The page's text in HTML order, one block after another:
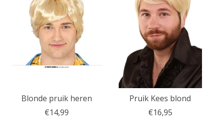
Blonde pruik heren
€14,99
Pruik Kees blond
€16,95